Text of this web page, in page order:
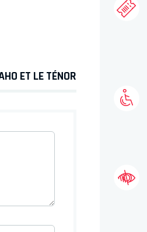
ET LE TÉNOR